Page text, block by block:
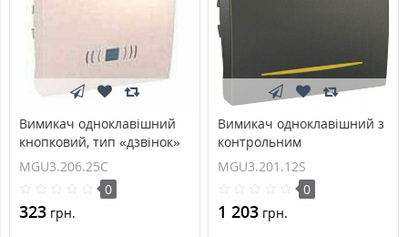
Вимикач одноклавішний
кнопковий, тип «дзвінок»
Unica 10А MGU3.206.25C
MGU3.206.25C
0
323 грн.
Вимикач одноклавішний з
контрольним
підсвічуванням 10А серія
Unica MGU3.201.12S
MGU3.201.12S
0
1 203 грн.